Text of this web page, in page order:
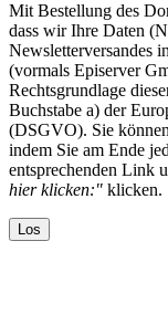
Mit Bestellung des
dass wir Ihre Daten
Newsletterversandes
(vormals Episerver
Rechtsgrundlage
Buchstabe a) der
(DSGVO). Sie
indem Sie am Ende
entsprechenden Link
hier klicken:" klicken.